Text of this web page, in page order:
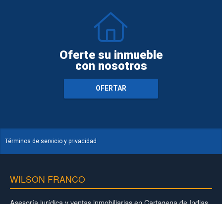
Oferte su inmueble
con nosotros
OFERTAR
Términos de servicio y privacidad
WILSON FRANCO